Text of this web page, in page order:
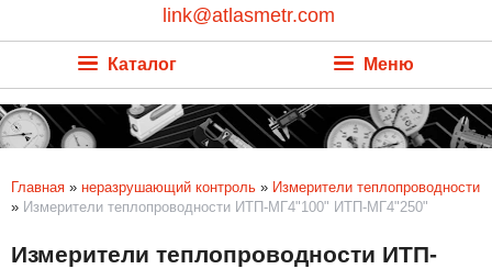
link@atlasmetr.com
Каталог Меню
Главная » неразрушающий контроль » Измерители теплопроводности
» Измерители теплопроводности ИТП-МГ4"100" ИТП-МГ4"250"
Измерители теплопроводности ИТП-